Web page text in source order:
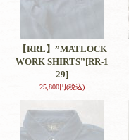
【RRL】”MATLOCK
WORK SHIRTS”[RR-1
29]
25,800円(税込)